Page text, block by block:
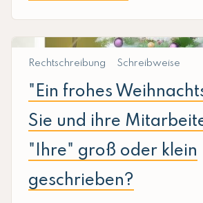
Rechtschreibung Schreibweise
"Ein frohes
Sie und ihre
"Ihre" groß oder klein
geschrieben?